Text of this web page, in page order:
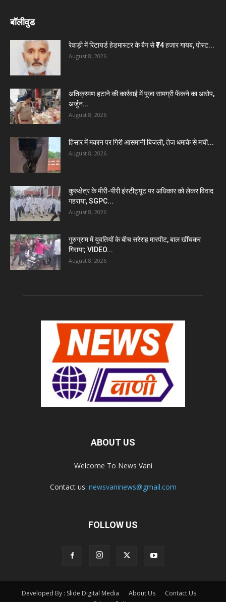
बॉलीवुड
रेवाड़ी में रिटायर्ड हेडमास्टर के बैग से ₹74 हजार गायब, पोस्ट...
August 8, 2026
अतिक्रमण हटाने की कार्रवाई में पूजा सामग्री फेंकने का आरोप,
अर्जुन...
August 8, 2026
हिसार में मकान पर गिरी आसमानी बिजली, तेज धमाके से मची...
August 8, 2026
कुरुक्षेत्र के मीरी-पीरी इंस्टीट्यूट पर अधिकार को लेकर विवाद
गहराया, SGPC...
August 8, 2026
गुरुग्राम में युवतियों के बीच सरेराह मारपीट, बाल खींचकर
गिराया; VIDEO...
August 8, 2026
ABOUT US
Welcome To News Vani
Contact us: newsvaninews@gmail.com
FOLLOW US
Developed By : Slide Digital Media About Us
Contact Us